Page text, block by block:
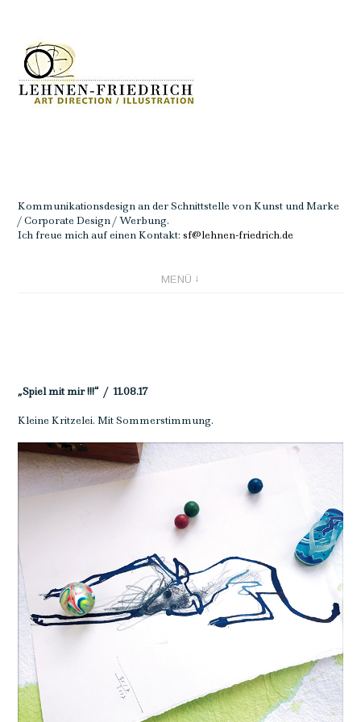
zum
Inhalt
Kommunikationsdesign an der Schnittstelle von Kunst und Marke
/ Corporate Design / Werbung.
Ich freue mich auf einen Kontakt:sf@lehnen-friedrich.de
MENÜ
„Spiel mit mir !!!“ / 11.08.17
Kleine Kritzelei. Mit Sommerstimmung.